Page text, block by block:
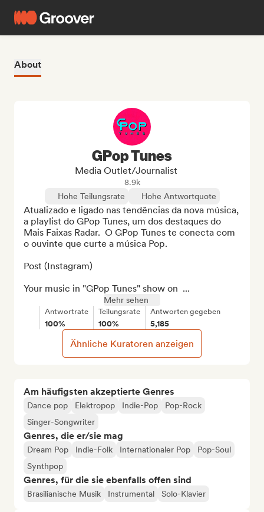
About
Am häufigsten akzeptierte Genres
Dance pop Elektropop Indie-Pop
Pop-Rock
Singer-Songwriter
Genres, die er/sie mag
Dream Pop Indie-Folk Internationaler Pop
Pop-Soul
Synthpop
Genres, für die sie ebenfalls offen sind
Brasilianische Musik Instrumental Solo-Klavier
GPop Tunes
Media Outlet/Journalist
8.9k
Hohe Teilungsrate
Hohe Antwortquote
​Atualizado e ligado nas tendências da nova música,
a playlist do GPop Tunes, um dos destaques do
Mais Faixas Radar.  O GPop Tunes te conecta com
o ouvinte que curte a música Pop.
Post (Instagram)
Your music in "GPop Tunes" show on  ...
Mehr sehen
Antwortrate
100%
Teilungsrate
100%
Antworten gegeben
5,185
Ähnliche Kuratoren anzeigen